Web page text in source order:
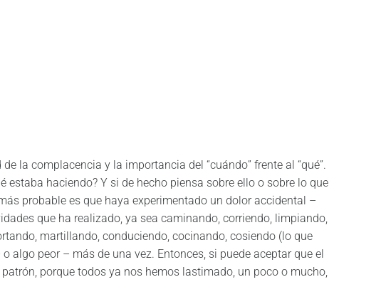
la complacencia y la importancia del “cuándo” frente al “qué”.
estaba haciendo? Y si de hecho piensa sobre ello o sobre lo que
probable es que haya experimentado un dolor accidental –
que ha realizado, ya sea caminando, corriendo, limpiando,
martillando, conduciendo, cocinando, cosiendo (lo que
algo peor – más de una vez. Entonces, si puede aceptar que el
porque todos ya nos hemos lastimado, un poco o mucho,